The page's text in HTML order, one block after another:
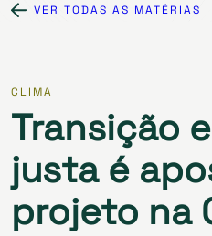
VER TODAS AS MATÉRIAS
CLIMA
Transição
justa é
projeto na